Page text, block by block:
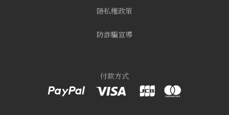
付款方式
隱私權政策
防詐騙宣導